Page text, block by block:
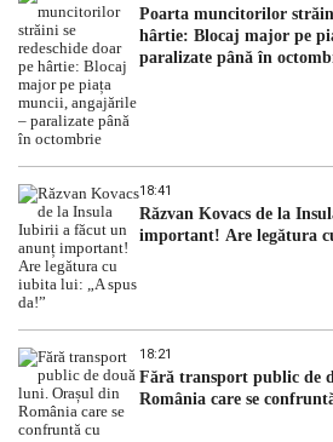
Poarta muncitorilor
hârtie: Blocaj major pe
paralizate până în
18:41
Răzvan Kovacs de la
important! Are legătura
18:21
Fără transport public de
România care se